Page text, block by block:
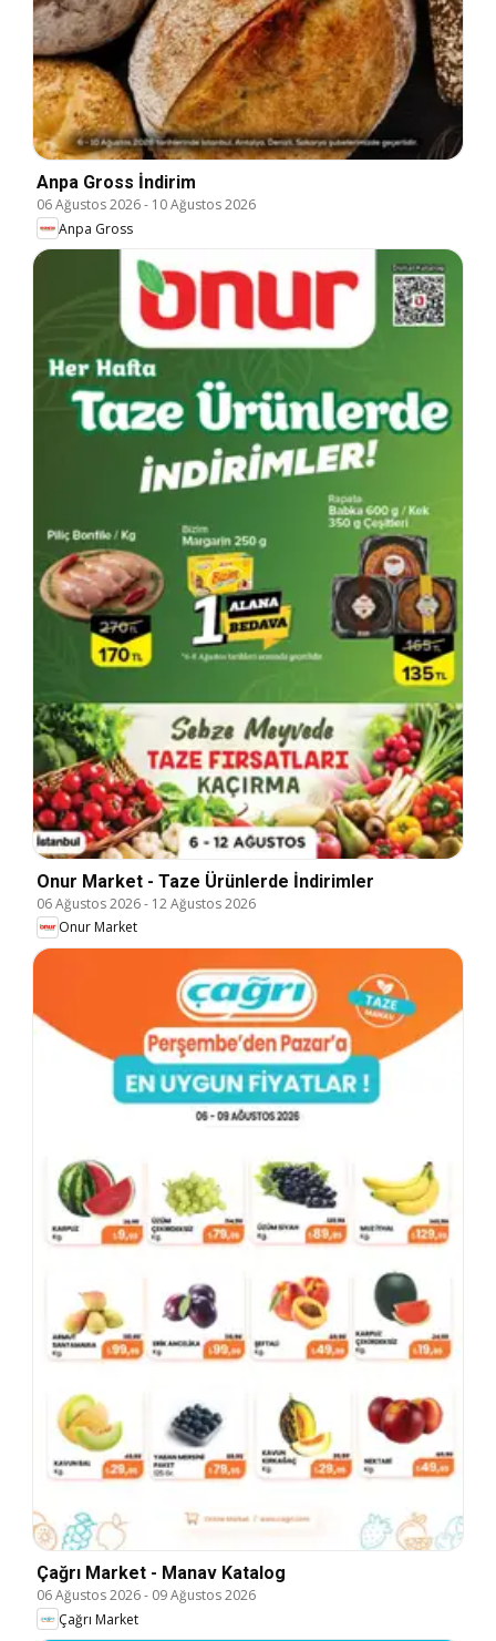
Anpa Gross İndirim
06 Ağustos 2026- 10 Ağustos 2026
Anpa Gross
Onur Market - Taze Ürünlerde İndirimler
06 Ağustos 2026- 12 Ağustos 2026
Onur Market
Çağrı Market - Manav Katalog
06 Ağustos 2026- 09 Ağustos 2026
Çağrı Market